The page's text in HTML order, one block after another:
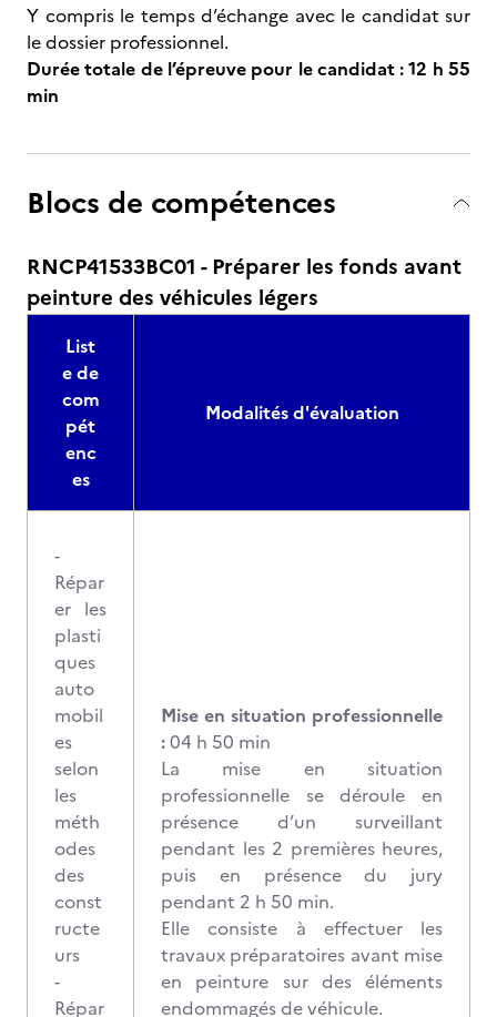
Y compris le temps d’échange avec le candidat sur
le dossier professionnel.
Durée totale de l’épreuve pour le candidat : 12 h 55
min
Blocs de compétences
RNCP41533BC01 - Préparer les fonds avant
peinture des véhicules légers
List
e de
com
pét
enc
es
Modalités d'évaluation
-
Répar
er les
plasti
ques
auto
mobil
es
selon
les
méth
odes
des
const
ructe
urs
-
Répar
Mise en situation professionnelle
:04 h 50 min
La mise en situation
professionnelle se déroule en
présence d’un surveillant
pendant les 2 premières heures,
puis en présence du jury
pendant 2 h 50 min.
Elle consiste à effectuer les
travaux préparatoires avant mise
en peinture sur des éléments
endommagés de véhicule.